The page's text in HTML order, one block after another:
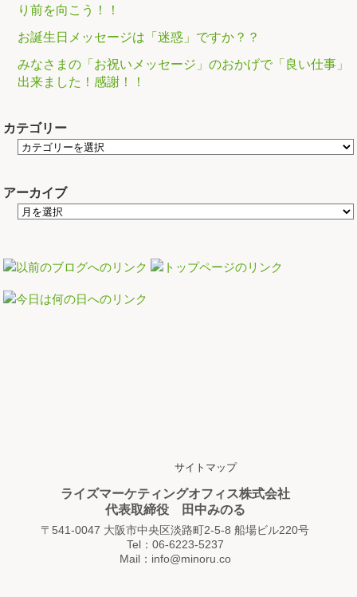
り前を向こう！！
お誕生日メッセージは「迷惑」ですか？？
みなさまの「お祝いメッセージ」のおかげで「良い仕事」
出来ました！感謝！！
カテゴリー
アーカイブ
サイトマップ
ライズマーケティングオフィス株式会社
代表取締役 田中みのる
〒541-0047 大阪市中央区淡路町2-5-8 船場ビル220号
Tel：06-6223-5237
Mail：info@minoru.co